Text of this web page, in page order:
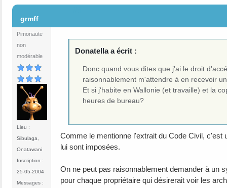
grmff
Pimonaute
non
modérable
Lieu :
Sibulaga,
Onatawani
Inscription :
25-05-2004
Messages :
Donatella a écrit :
Donc quand vous dites que j'ai le droit
raisonnablement m'attendre à en recevoir
Et si j'habite en Wallonie (et travaille) et la
heures de bureau?
Comme le mentionne l'extrait du Code Civil,
lui sont imposées.
On ne peut pas raisonnablement demander à un
pour chaque propriétaire qui désirerait voir les